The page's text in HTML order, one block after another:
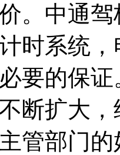
。中通
时系统
要的保
断扩大
管部门